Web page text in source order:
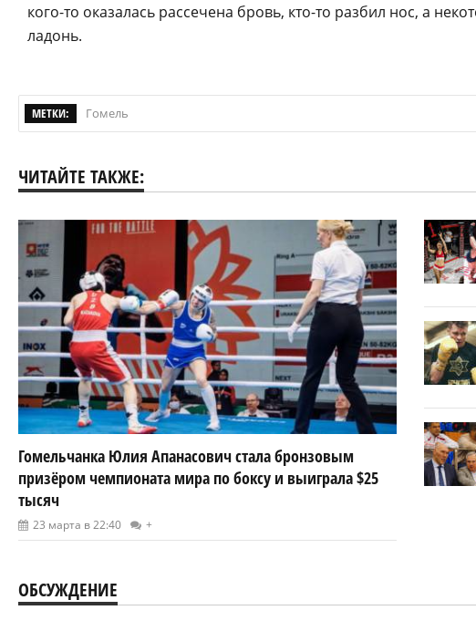
кого-то оказалась рассечена бровь, кто-то разбил нос, а
ладонь.
МЕТКИ: Гомель
ЧИТАЙТЕ ТАКЖЕ:
Гомельчанка Юлия Апанасович стала бронзовым
призёром чемпионата мира по боксу и выиграла $25
тысяч
23 марта в 22:40 +
ОБСУЖДЕНИЕ